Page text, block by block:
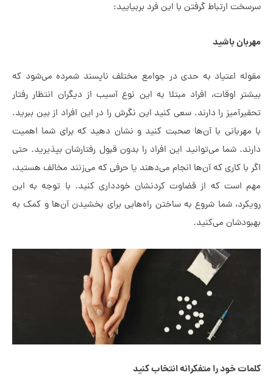
ارتباط گرفتن با این فرد بربیایید:
باشید
اعتیاد به حدی در جوامع مختلف ناپسند شمرده می‌شود که
اوقات، افراد مبتلا به این نوع آسیب از دیگران انتظار رفتار
را دارند. سعی کنید این نگرش را در این افراد از بین ببرید.
مهربانی با آن‌ها صحبت کنید و نشان دهید که برای شما اهمیت
شما می‌توانید این افراد را بدون قبول رفتارشان بپذیرید. حتی
با کاری که آن‌ها انجام می‌دهند یا حرفی که می‌زنند مخالف هستید،
است که از قضاوت کردنشان خودداری کنید. با توجه به این
شما شروع به ساختن راه‌هایی برای بخشیدن آن‌ها و کمک به
می‌کنید.
خود را متفکرانه انتخاب کنید